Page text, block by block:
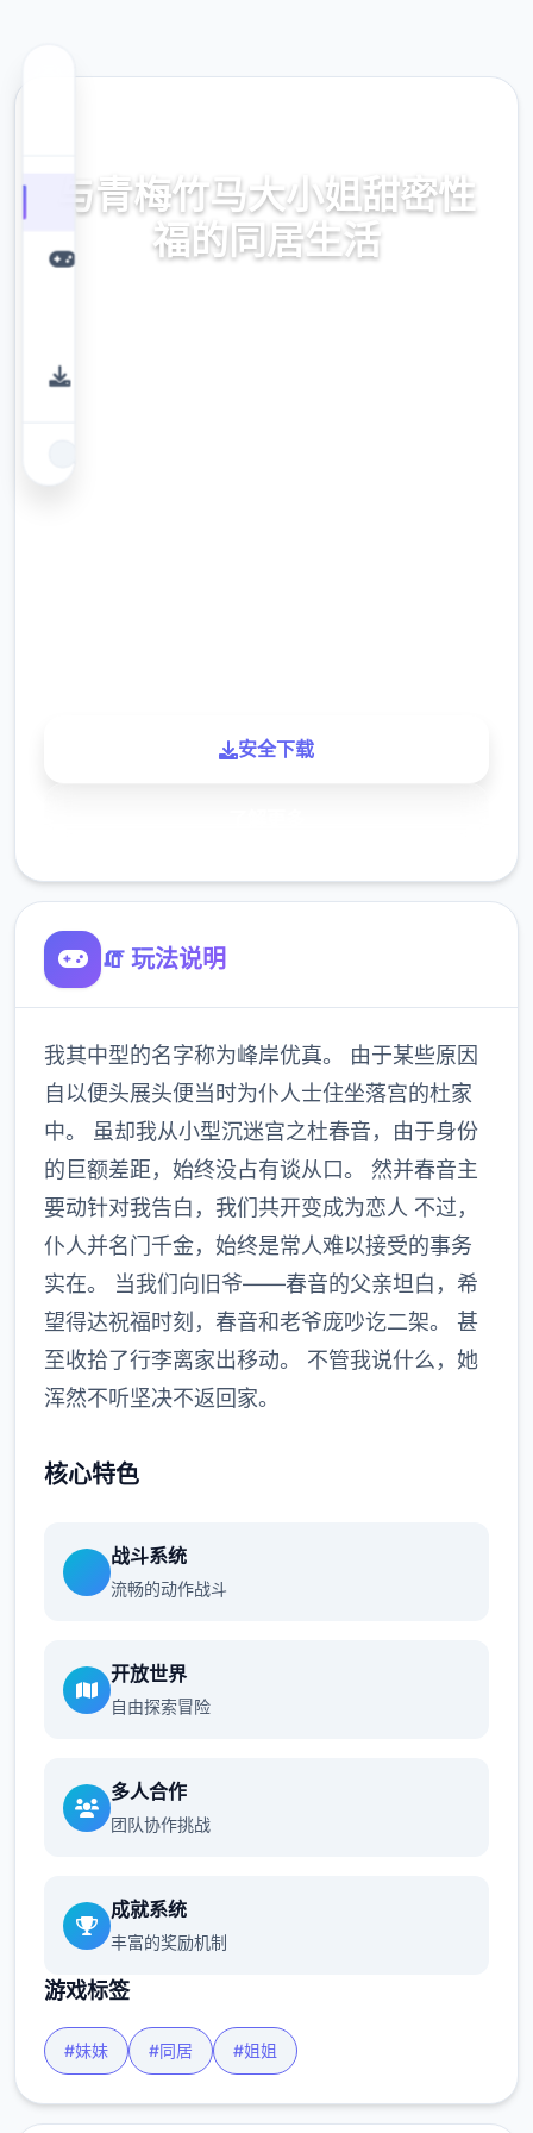
与青梅竹马大小姐甜密性
福的同居生活
安全下载
🧯 玩法说明
我其中型的名字称为峰岸优真。 由于某些原因
自以便头展头便当时为仆人士住坐落宫的杜家
中。 虽却我从小型沉迷宫之杜春音，由于身份
的巨额差距，始终没占有谈从口。 然并春音主
要动针对我告白，我们共开变成为恋人 不过，
仆人并名门千金，始终是常人难以接受的事务
实在。 当我们向旧爷——春音的父亲坦白，希
望得达祝福时刻，春音和老爷庞吵讫二架。 甚
至收拾了行李离家出移动。 不管我说什么，她
浑然不听坚决不返回家。
核心特色
战斗系统
流畅的动作战斗
开放世界
自由探索冒险
多人合作
团队协作挑战
成就系统
丰富的奖励机制
游戏标签
#妹妹 #同居 #姐姐